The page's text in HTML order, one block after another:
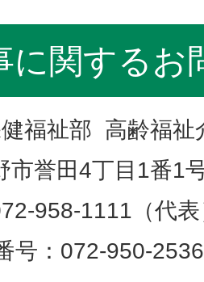
に関するお
福祉部 高齢福祉
市誉田4丁目1番1
958-1111（代
号：072-950-2536